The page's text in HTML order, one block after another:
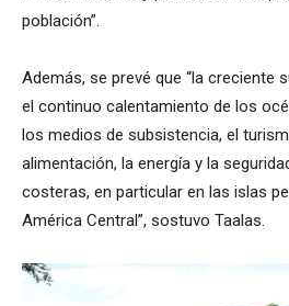
población”.
Además, se prevé que “la creciente
el continuo calentamiento de los
los medios de subsistencia, el
alimentación, la energía y la
costeras, en particular en las islas
América Central”, sostuvo Taalas.